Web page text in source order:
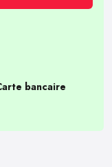
bancaire